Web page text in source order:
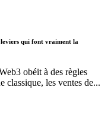
qui font vraiment la
obéit à des règles
classique, les ventes de...